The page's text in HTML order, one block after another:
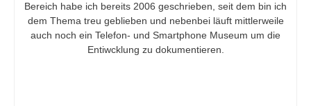
Bereich habe ich bereits 2006 geschrieben, seit dem bin ich
dem Thema treu geblieben und nebenbei läuft mittlerweile
auch noch ein Telefon- und Smartphone Museum um die
Entiwcklung zu dokumentieren.